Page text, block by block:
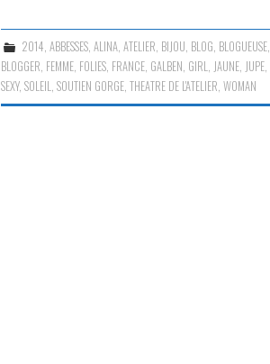
2014,ABBESSES,ALINA,ATELIER, BIJOU, BLOG, BLOGUEUSE,
BLOGGER, FEMME, FOLIES, FRANCE, GALBEN, GIRL, JAUNE, JUPE,
SEXY, SOLEIL, SOUTIEN GORGE, THEATRE DE L'ATELIER, WOMAN